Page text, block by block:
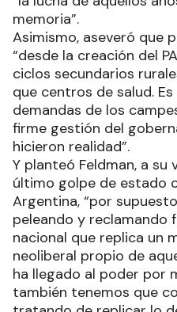
memoria”.
Asimismo, aseveró que
“desde la creación del
ciclos secundarios
que centros de salud.
demandas de los
firme gestión del
hicieron realidad”.
Y planteó Feldman, a su
último golpe de estado
Argentina, “por
peleando y reclamando
nacional que replica un
neoliberal propio de
ha llegado al poder por
también tenemos que